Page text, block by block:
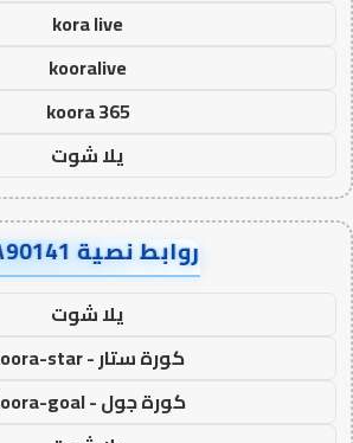
kora live
kooralive
koora 365
يلا شوت
روابط نصية AA90141
يلا شوت
كورة ستار - koora-star
كورة جول - koora-goal